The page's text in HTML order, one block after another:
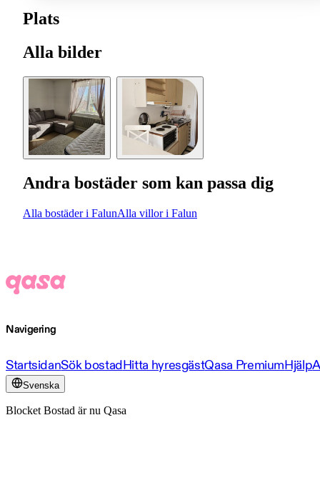
Plats
Alla bilder
Andra bostäder som kan passa dig
Alla bostäder i FalunAlla villor i Falun
Navigering
StartsidanSök bostadHitta hyresgästQasa PremiumHjälp
Svenska
Blocket Bostad är nu Qasa